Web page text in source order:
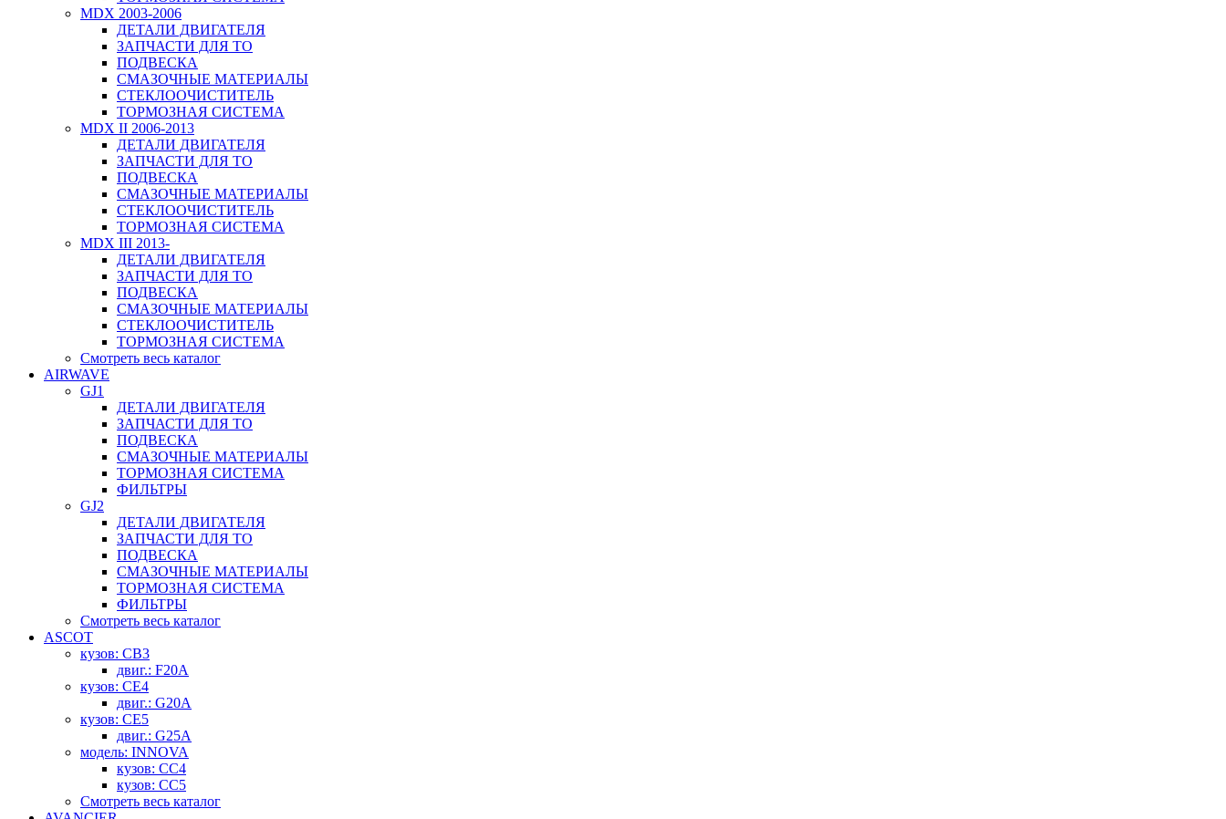
MDX 2003-2006
ДЕТАЛИ ДВИГАТЕЛЯ
ЗАПЧАСТИ ДЛЯ ТО
ПОДВЕСКА
СМАЗОЧНЫЕ МАТЕРИАЛЫ
СТЕКЛООЧИСТИТЕЛЬ
ТОРМОЗНАЯ СИСТЕМА
MDX II 2006-2013
ДЕТАЛИ ДВИГАТЕЛЯ
ЗАПЧАСТИ ДЛЯ ТО
ПОДВЕСКА
СМАЗОЧНЫЕ МАТЕРИАЛЫ
СТЕКЛООЧИСТИТЕЛЬ
ТОРМОЗНАЯ СИСТЕМА
MDX III 2013-
ДЕТАЛИ ДВИГАТЕЛЯ
ЗАПЧАСТИ ДЛЯ ТО
ПОДВЕСКА
СМАЗОЧНЫЕ МАТЕРИАЛЫ
СТЕКЛООЧИСТИТЕЛЬ
ТОРМОЗНАЯ СИСТЕМА
Смотреть весь каталог
AIRWAVE
GJ1
ДЕТАЛИ ДВИГАТЕЛЯ
ЗАПЧАСТИ ДЛЯ ТО
ПОДВЕСКА
СМАЗОЧНЫЕ МАТЕРИАЛЫ
ТОРМОЗНАЯ СИСТЕМА
ФИЛЬТРЫ
GJ2
ДЕТАЛИ ДВИГАТЕЛЯ
ЗАПЧАСТИ ДЛЯ ТО
ПОДВЕСКА
СМАЗОЧНЫЕ МАТЕРИАЛЫ
ТОРМОЗНАЯ СИСТЕМА
ФИЛЬТРЫ
Смотреть весь каталог
ASCOT
кузов: CB3
двиг.: F20A
кузов: CE4
двиг.: G20A
кузов: CE5
двиг.: G25A
модель: INNOVA
кузов: CC4
кузов: CC5
Смотреть весь каталог